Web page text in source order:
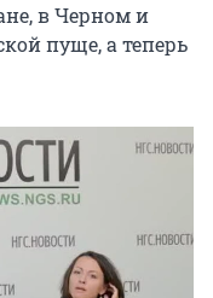
в Черном и
пуще, а теперь